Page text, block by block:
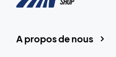
A propos de nous